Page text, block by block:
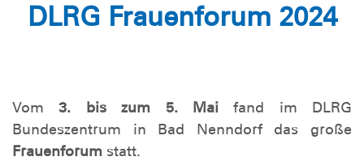
DLRG Frauenforum 2024
Vom3. bis zum 5. Maifand im DLRG
Bundeszentrum in Bad Nenndorf das große
Frauenforum statt.